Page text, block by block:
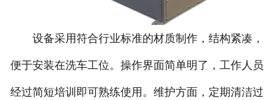
设备采用符合行业标准的材质制作，结构紧凑，
便于安装在洗车工位。操作界面简单明了，工作人员
经过简短培训即可熟练使用。维护方面，定期清洁过